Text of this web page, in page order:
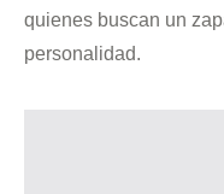
quienes buscan un
personalidad.